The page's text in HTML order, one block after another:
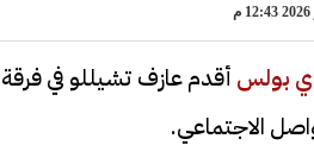
بولس أقدم عازف تشيللو في
الاجتماعي.